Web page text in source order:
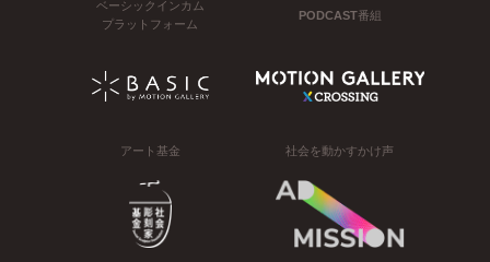
ベーシックインカム
プラットフォーム
PODCAST番組
アート基金 社会を動かすかけ声